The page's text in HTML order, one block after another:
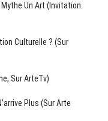
Un Art (Invitation
Culturelle ? (sur
Sur ArteTv)
Plus (sur Arte